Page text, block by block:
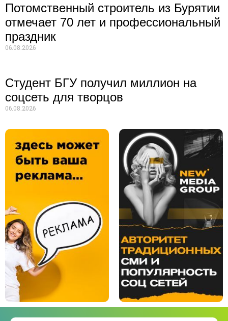
Потомственный строитель из Бурятии
отмечает 70 лет и профессиональный
праздник
06.08.2026
Студент БГУ получил миллион на
соцсеть для творцов
06.08.2026